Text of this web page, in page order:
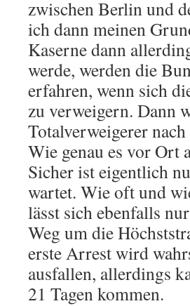
zwischen Berlin und
ich dann meinen
Kaserne dann
werde, werden die
erfahren, wenn sich
zu verweigern. Dann
Totalverweigerer
Wie genau es vor Ort
Sicher ist eigentlich
wartet. Wie oft und
lässt sich ebenfalls
Weg um die
erste Arrest wird
ausfallen, allerdings
21 Tagen kommen.